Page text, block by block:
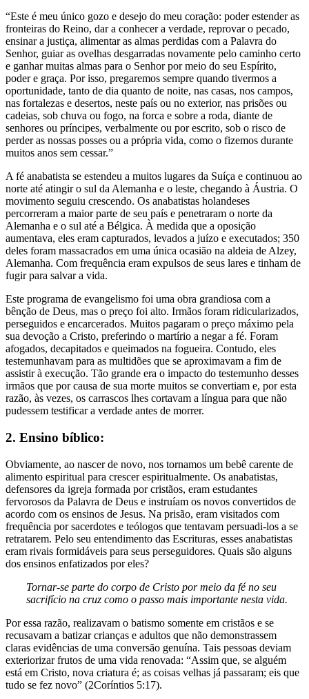
“Este é meu único gozo e desejo do meu coração: poder estender as
fronteiras do Reino, dar a conhecer a verdade, reprovar o pecado,
ensinar a justiça, alimentar as almas perdidas com a Palavra do
Senhor, guiar as ovelhas desgarradas novamente pelo caminho certo
e ganhar muitas almas para o Senhor por meio do seu Espírito,
poder e graça. Por isso, pregaremos sempre quando tivermos a
oportunidade, tanto de dia quanto de noite, nas casas, nos campos,
nas fortalezas e desertos, neste país ou no exterior, nas prisões ou
cadeias, sob chuva ou fogo, na forca e sobre a roda, diante de
senhores ou príncipes, verbalmente ou por escrito, sob o risco de
perder as nossas posses ou a própria vida, como o fizemos durante
muitos anos sem cessar.”
A fé anabatista se estendeu a muitos lugares da Suíça e continuou ao
norte até atingir o sul da Alemanha e o leste, chegando à Áustria. O
movimento seguiu crescendo. Os anabatistas holandeses
percorreram a maior parte de seu país e penetraram o norte da
Alemanha e o sul até a Bélgica. À medida que a oposição
aumentava, eles eram capturados, levados a juízo e executados; 350
deles foram massacrados em uma única ocasião na aldeia de Alzey,
Alemanha. Com frequência eram expulsos de seus lares e tinham de
fugir para salvar a vida.
Este programa de evangelismo foi uma obra grandiosa com a
bênção de Deus, mas o preço foi alto. Irmãos foram ridicularizados,
perseguidos e encarcerados. Muitos pagaram o preço máximo pela
sua devoção a Cristo, preferindo o martírio a negar a fé. Foram
afogados, decapitados e queimados na fogueira. Contudo, eles
testemunhavam para as multidões que se aproximavam a fim de
assistir à execução. Tão grande era o impacto do testemunho desses
irmãos que por causa de sua morte muitos se convertiam e, por esta
razão, às vezes, os carrascos lhes cortavam a língua para que não
pudessem testificar a verdade antes de morrer.
2. Ensino bíblico:
Obviamente, ao nascer de novo, nos tornamos um bebê carente de
alimento espiritual para crescer espiritualmente. Os anabatistas,
defensores da igreja formada por cristãos, eram estudantes
fervorosos da Palavra de Deus e instruíam os novos convertidos de
acordo com os ensinos de Jesus. Na prisão, eram visitados com
frequência por sacerdotes e teólogos que tentavam persuadi-los a se
retratarem. Pelo seu entendimento das Escrituras, esses anabatistas
eram rivais formidáveis para seus perseguidores. Quais são alguns
dos ensinos enfatizados por eles?
Tornar-se parte do corpo de Cristo por meio da fé no seu
sacrifício na cruz como o passo mais importante nesta vida.
Por essa razão, realizavam o batismo somente em cristãos e se
recusavam a batizar crianças e adultos que não demonstrassem
claras evidências de uma conversão genuína. Tais pessoas deviam
exteriorizar frutos de uma vida renovada: “Assim que, se alguém
está em Cristo, nova criatura é; as coisas velhas já passaram; eis que
tudo se fez novo” (2Coríntios 5:17).